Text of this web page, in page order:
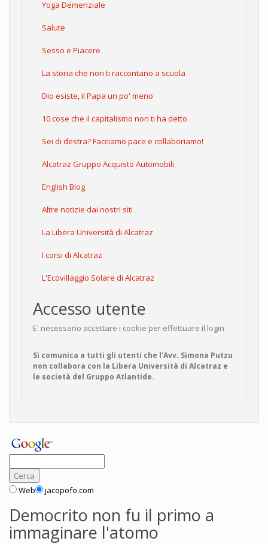
Yoga Demenziale
Salute
Sesso e Piacere
La storia che non ti raccontano a scuola
Dio esiste, il Papa un po' meno
10 cose che il capitalismo non ti ha detto
Sei di destra? Facciamo pace e collaboriamo!
Alcatraz Gruppo Acquisto Automobili
English Blog
Altre notizie dai nostri siti
La Libera Università di Alcatraz
I corsi di Alcatraz
L'Ecovillaggio Solare di Alcatraz
Accesso utente
E' necessario accettare i cookie per effettuare il login
Si comunica a tutti gli utenti che l'Avv. Simona Putzu
non collabora con la Libera Università di Alcatraz e
le società del Gruppo Atlantide.
Web jacopofo.com
Democrito non fu il primo a
immaginare l'atomo